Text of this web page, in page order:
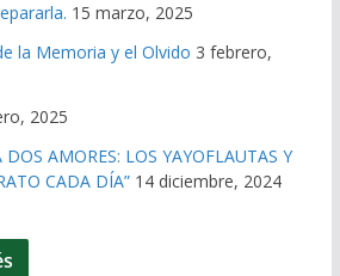
15 marzo, 2025
la Memoria y el Olvido 3 febrero,
2025
AMORES: LOS YAYOFLAUTAS Y
CADA DÍA” 14 diciembre, 2024